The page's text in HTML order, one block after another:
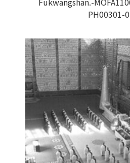
PH00301-